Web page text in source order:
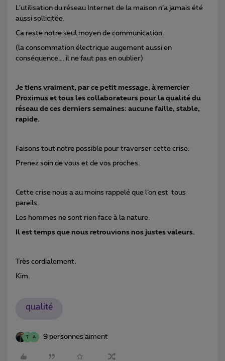
L’utilisation du réseau Internet de la maison n’a jamais été
aussi sollicitée.
Ca reste notre seul moyen de communication.
(la consommation électrique augement aussi en
conséquence…. il ne faut pas en oublier)
Je tiens vraiment, par ce petit message, à remercier
Proximus et tous les collaborateurs pour la qualité du
réseau de ces derniers semaines: aucune faille, stable,
rapide.
Faisons tout notre possible pour traverser cette crise.
Prenez soin de vous et de vos proches.
Cette crise nous a au moins rappelé que l’on est tous
pareils.
Les hommes ne sont rien face à la nature.
Il est temps que nous retrouvions nos justes valeurs.
Très cordialement,
Kim.
qualité
T A 9 personnes aiment